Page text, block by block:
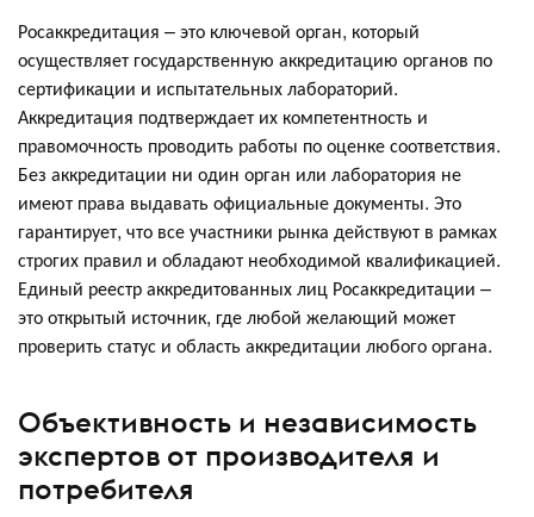
Росаккредитация – это ключевой орган, который
осуществляет государственную аккредитацию органов по
сертификации и испытательных лабораторий.
Аккредитация подтверждает их компетентность и
правомочность проводить работы по оценке соответствия.
Без аккредитации ни один орган или лаборатория не
имеют права выдавать официальные документы. Это
гарантирует, что все участники рынка действуют в рамках
строгих правил и обладают необходимой квалификацией.
Единый реестр аккредитованных лиц Росаккредитации –
это открытый источник, где любой желающий может
проверить статус и область аккредитации любого органа.
Объективность и независимость
экспертов от производителя и
потребителя